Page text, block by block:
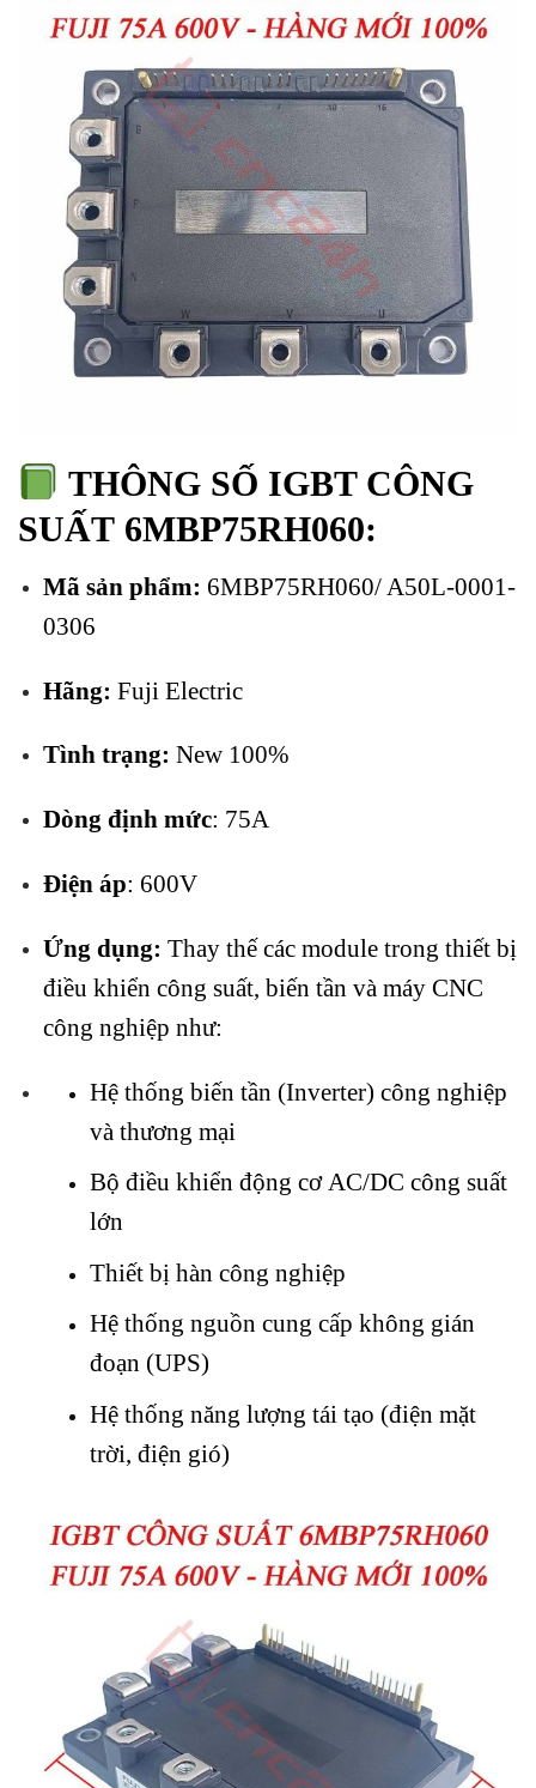
THÔNG SỐ IGBT CÔNG
SUẤT 6MBP75RH060:
Mã sản phẩm: 6MBP75RH060/ A50L-0001-
0306
Hãng: Fuji Electric
Tình trạng: New 100%
Dòng định mức: 75A
Điện áp: 600V
Ứng dụng: Thay thế các module trong thiết bị
điều khiển công suất, biến tần và máy CNC
công nghiệp như:
Hệ thống biến tần (Inverter) công nghiệp
và thương mại
Bộ điều khiển động cơ AC/DC công suất
lớn
Thiết bị hàn công nghiệp
Hệ thống nguồn cung cấp không gián
đoạn (UPS)
Hệ thống năng lượng tái tạo (điện mặt
trời, điện gió)